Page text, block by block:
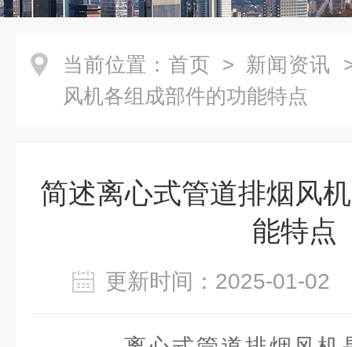
当前位置： 首页 > 新闻资讯
风机各组成部件的功能特点
简述离心式管道排烟风
能特点
更新时间：2025-01-